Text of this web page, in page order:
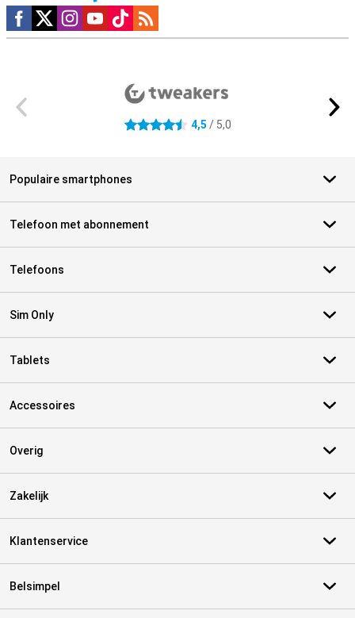
Social media
4.5 sterren 4,5 / 5,0
Populaire smartphones
Telefoon met abonnement
Telefoons
Sim Only
Tablets
Accessoires
Overig
Zakelijk
Klantenservice
Belsimpel